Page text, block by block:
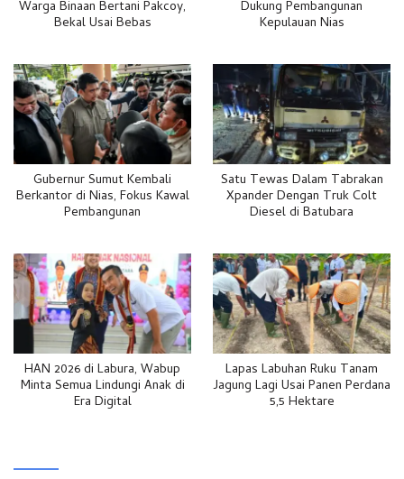
Warga Binaan Bertani Pakcoy,
Bekal Usai Bebas
Dukung Pembangunan
Kepulauan Nias
Gubernur Sumut Kembali
Berkantor di Nias, Fokus Kawal
Pembangunan
Satu Tewas Dalam Tabrakan
Xpander Dengan Truk Colt
Diesel di Batubara
HAN 2026 di Labura, Wabup
Minta Semua Lindungi Anak di
Era Digital
Lapas Labuhan Ruku Tanam
Jagung Lagi Usai Panen Perdana
5,5 Hektare